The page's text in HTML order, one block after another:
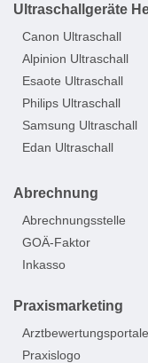
Ultraschallgeräte
Canon Ultraschall
Alpinion Ultraschall
Esaote Ultraschall
Philips Ultraschall
Samsung Ultraschall
Edan Ultraschall
Abrechnung
Abrechnungsstelle
GOÄ-Faktor
Inkasso
Praxismarketing
Arztbewertungsportale
Praxislogo